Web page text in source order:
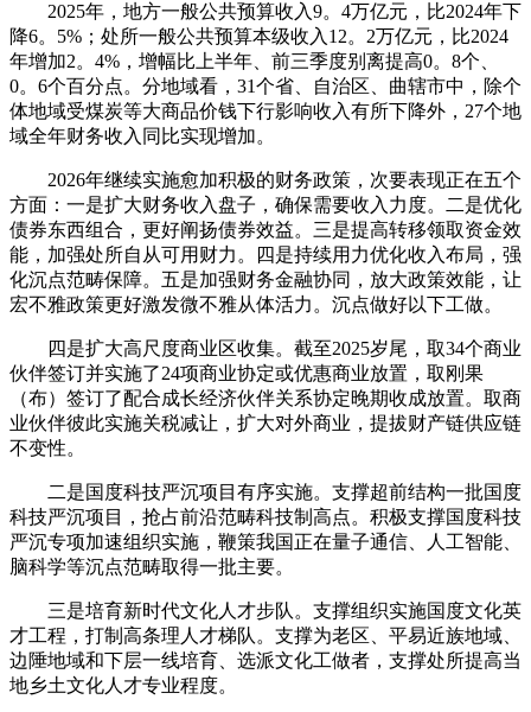
2025年，地方一般公共预算收入9。4万亿元，比2024年下
降6。5%；处所一般公共预算本级收入12。2万亿元，比2024
年增加2。4%，增幅比上半年、前三季度别离提高0。8个、
0。6个百分点。分地域看，31个省、自治区、曲辖市中，除个
体地域受煤炭等大商品价钱下行影响收入有所下降外，27个地
域全年财务收入同比实现增加。
2026年继续实施愈加积极的财务政策，次要表现正在五个
方面：一是扩大财务收入盘子，确保需要收入力度。二是优化
债券东西组合，更好阐扬债券效益。三是提高转移领取资金效
能，加强处所自从可用财力。四是持续用力优化收入布局，强
化沉点范畴保障。五是加强财务金融协同，放大政策效能，让
宏不雅政策更好激发微不雅从体活力。沉点做好以下工做。
四是扩大高尺度商业区收集。截至2025岁尾，取34个商业
伙伴签订并实施了24项商业协定或优惠商业放置，取刚果
（布）签订了配合成长经济伙伴关系协定晚期收成放置。取商
业伙伴彼此实施关税减让，扩大对外商业，提拔财产链供应链
不变性。
二是国度科技严沉项目有序实施。支撑超前结构一批国度
科技严沉项目，抢占前沿范畴科技制高点。积极支撑国度科技
严沉专项加速组织实施，鞭策我国正在量子通信、人工智能、
脑科学等沉点范畴取得一批主要。
三是培育新时代文化人才步队。支撑组织实施国度文化英
才工程，打制高条理人才梯队。支撑为老区、平易近族地域、
边陲地域和下层一线培育、选派文化工做者，支撑处所提高当
地乡土文化人才专业程度。